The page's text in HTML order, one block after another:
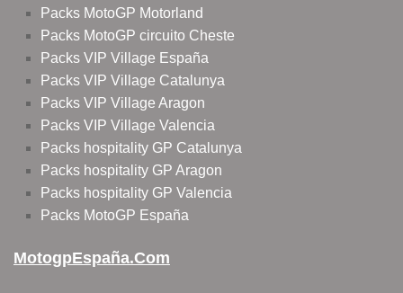
Packs MotoGP Motorland
Packs MotoGP circuito Cheste
Packs VIP Village España
Packs VIP Village Catalunya
Packs VIP Village Aragon
Packs VIP Village Valencia
Packs hospitality GP Catalunya
Packs hospitality GP Aragon
Packs hospitality GP Valencia
Packs MotoGP España
MotogpEspaña.com